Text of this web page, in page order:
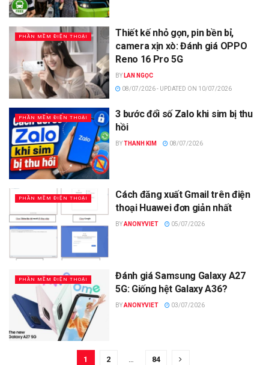
PHẦN MỀM ĐIỆN THOẠI
Thiết kế nhỏ gọn, pin bền bỉ,
camera xịn xò: Đánh giá OPPO
Reno 16 Pro 5G
BY LAN NGỌC
08/07/2026 - UPDATED ON 10/07/2026
PHẦN MỀM ĐIỆN THOẠI
3 bước đổi số Zalo khi sim bị thu
hồi
BYTHANH KIM 08/07/2026
PHẦN MỀM ĐIỆN THOẠI
Cách đăng xuất Gmail trên điện
thoại Huawei đơn giản nhất
BYANONYVIET 05/07/2026
PHẦN MỀM ĐIỆN THOẠI
Đánh giá Samsung Galaxy A27
5G: Giống hệt Galaxy A36?
BYANONYVIET 03/07/2026
1 2 … 84